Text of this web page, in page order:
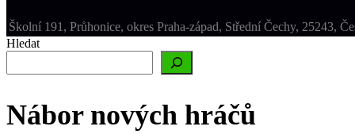
Školní 191, Průhonice, okres Praha-západ, Střední Čechy, 25243,
Hledat
Nábor nových hráčů